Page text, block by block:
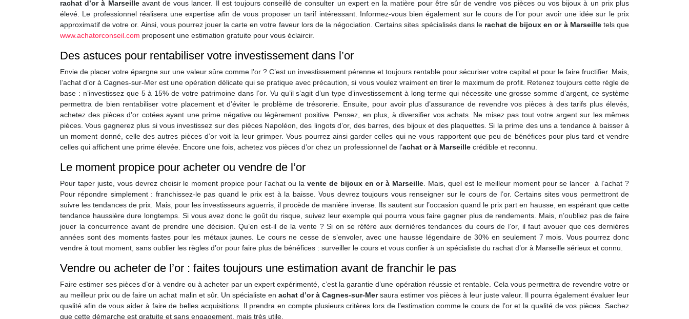
rachat d’or à Marseilleavant de vous lancer. Il est toujours conseillé de consulter un expert en la matière pour être sûr de vendre vos pièces ou vos bijoux à un prix plus
élevé. Le professionnel réalisera une expertise afin de vous proposer un tarif intéressant. Informez-vous bien également sur le cours de l’or pour avoir une idée sur le prix
approximatif de votre or. Ainsi, vous pourrez jouer la carte en votre faveur lors de la négociation. Certains sites spécialisés dans le rachat de bijoux en or à Marseilletels que
www.achatorconseil.com proposent une estimation gratuite pour vous éclaircir.
Des astuces pour rentabiliser votre investissement dans l’or
Envie de placer votre épargne sur une valeur sûre comme l’or ? C’est un investissement pérenne et toujours rentable pour sécuriser votre capital et pour le faire fructifier. Mais,
l’achat d’or à Cagnes-sur-Mer est une opération délicate qui se pratique avec précaution, si vous voulez vraiment en tirer le maximum de profit. Retenez toujours cette règle de
base : n’investissez que 5 à 15% de votre patrimoine dans l’or. Vu qu’il s’agit d’un type d’investissement à long terme qui nécessite une grosse somme d’argent, ce système
permettra de bien rentabiliser votre placement et d’éviter le problème de trésorerie. Ensuite, pour avoir plus d’assurance de revendre vos pièces à des tarifs plus élevés,
achetez des pièces d’or cotées ayant une prime négative ou légèrement positive. Pensez, en plus, à diversifier vos achats. Ne misez pas tout votre argent sur les mêmes
pièces. Vous gagnerez plus si vous investissez sur des pièces Napoléon, des lingots d’or, des barres, des bijoux et des plaquettes. Si la prime des uns a tendance à baisser à
un moment donné, celle des autres pièces d’or voit la leur grimper. Vous pourrez ainsi garder celles qui ne vous rapportent que peu de bénéfices pour plus tard et vendre
celles qui affichent une prime élevée. Encore une fois, achetez vos pièces d’or chez un professionnel de l’achat or à Marseille crédible et reconnu.
Le moment propice pour acheter ou vendre de l’or
Pour taper juste, vous devrez choisir le moment propice pour l’achat ou la vente de bijoux en or à Marseille . Mais, quel est le meilleur moment pour se lancer à l’achat ?
Pour répondre simplement : franchissez-le pas quand le prix est à la baisse. Vous devrez toujours vous renseigner sur le cours de l’or. Certains sites vous permettront de
suivre les tendances de prix. Mais, pour les investisseurs aguerris, il procède de manière inverse. Ils sautent sur l’occasion quand le prix part en hausse, en espérant que cette
tendance haussière dure longtemps. Si vous avez donc le goût du risque, suivez leur exemple qui pourra vous faire gagner plus de rendements. Mais, n’oubliez pas de faire
jouer la concurrence avant de prendre une décision. Qu’en est-il de la vente ? Si on se réfère aux dernières tendances du cours de l’or, il faut avouer que ces dernières
années sont des moments fastes pour les métaux jaunes. Le cours ne cesse de s’envoler, avec une hausse légendaire de 30% en seulement 7 mois. Vous pourrez donc
vendre à tout moment, sans oublier les règles d’or pour faire plus de bénéfices : surveiller le cours et vous confier à un spécialiste du rachat d’or à Marseille sérieux et connu.
Vendre ou acheter de l’or : faites toujours une estimation avant de franchir le pas
Faire estimer ses pièces d’or à vendre ou à acheter par un expert expérimenté, c’est la garantie d’une opération réussie et rentable. Cela vous permettra de revendre votre or
au meilleur prix ou de faire un achat malin et sûr. Un spécialiste en achat d’or à Cagnes-sur-Mersaura estimer vos pièces à leur juste valeur. Il pourra également évaluer leur
qualité afin de vous aider à faire de belles acquisitions. Il prendra en compte plusieurs critères lors de l’estimation comme le cours de l’or et la qualité de vos pièces. Sachez
que cette démarche est gratuite et sans engagement, mais très utile.